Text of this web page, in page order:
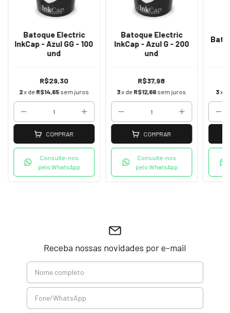
Batoque Electric
InkCap - Azul GG - 100
und
R$29,30
2x de R$14,65 sem juros
COMPRAR
Consulte-nos
pelo WhatsApp
Batoque Electric
InkCap - Azul G - 200
und
R$37,98
3x de R$12,66sem juros
COMPRAR
Consulte-nos
pelo WhatsApp
3x
Receba nossas novidades por e-mail